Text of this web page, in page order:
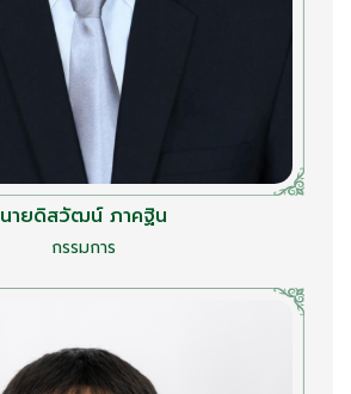
นายดิสวัฒน์ ภาคฐิน
กรรมการ